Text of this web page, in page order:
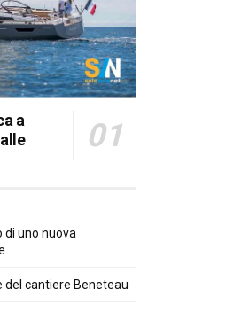
a
di uno nuova
del cantiere Beneteau